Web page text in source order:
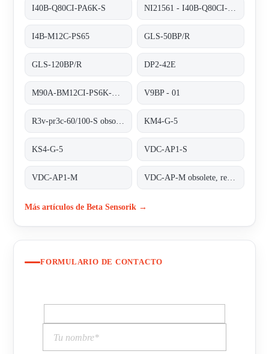
I40B-Q80CI-PA6K-S
I4B-M12C-PS65 GLS-50BP/R
GLS-120BP/R DP2-42E
V9BP - 01
KM4-G-5
KS4-G-5 VDC-AP1-S
VDC-AP1-M
Más artículos de Beta Sensorik →
FORMULARIO DE CONTACTO